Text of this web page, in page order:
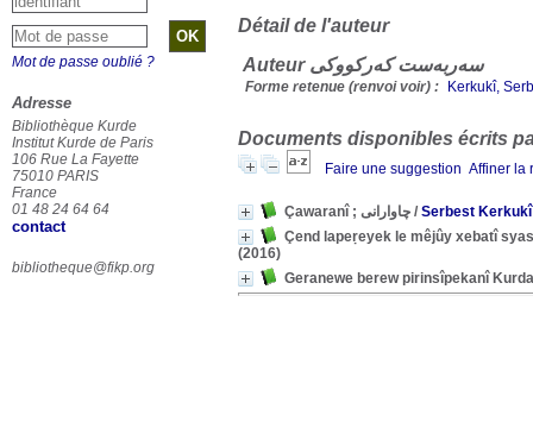
Détail de l'auteur
Auteur سەربەست کەرکووکی
Forme retenue (renvoi voir) : Kerkukî,
Documents disponibles écrits
Faire une suggestion Affiner la
Çawaranî ; چاوارانی / Serbest Kerkukî
(2016)
Mot de passe oublié ?
Adresse
Bibliothèque Kurde
Institut Kurde de Paris
106 Rue La Fayette
75010 PARIS
France
01 48 24 64 64
contact
bibliotheque@fikp.org